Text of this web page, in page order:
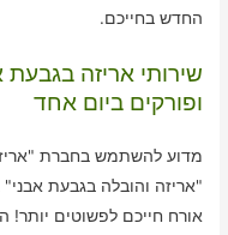
החדש בחייכם.
שירותי אריזה בגבעת
ופורקים ביום אחד
מדוע להשתמש בחברת
"אריזה והובלה בגבעת
אורח חייכם לפשוטים